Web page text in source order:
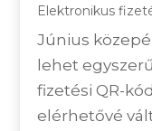
Elektronikus
Június
lehet
fizetési QR-
elérhetővé